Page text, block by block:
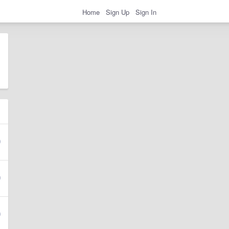
Home Sign Up Sign In